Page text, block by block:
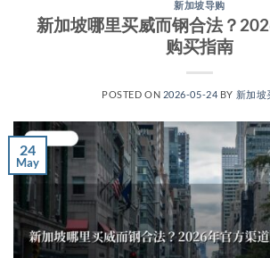
新加坡导购
新加坡哪里买威而钢合法？
购买指南
POSTED ON 2026-05-24 BY 新加坡
24
May